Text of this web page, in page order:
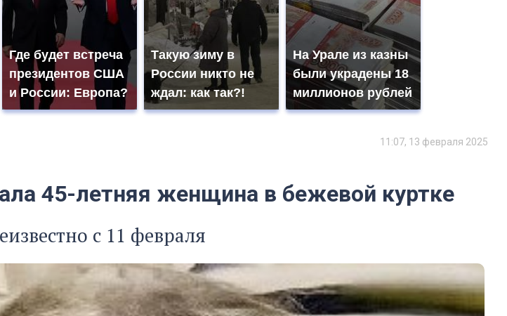
Где будет встреча
президентов США
и России: Европа?
Такую зиму в
России никто не
ждал: как так?!
На Урале из казны
были украдены 18
миллионов рублей
11:07, 13 февраля 2025
45-летняя женщина в бежевой куртке
с 11 февраля